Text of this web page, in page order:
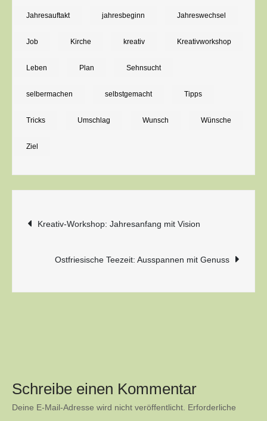
Jahresauftakt jahresbeginn Jahreswechsel
Job Kirche kreativ Kreativworkshop
Leben Plan Sehnsucht
selbermachen selbstgemacht Tipps
Tricks Umschlag Wunsch Wünsche
Ziel
Beitragsnavigation
Kreativ-Workshop: Jahresanfang mit Vision
Ostfriesische Teezeit: Ausspannen mit Genuss
Schreibe einen Kommentar
Deine E-Mail-Adresse wird nicht veröffentlicht. Erforderliche